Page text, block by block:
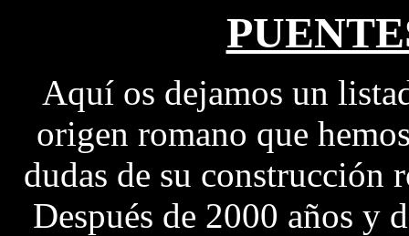
Aquí os dejamos un
origen romano que
dudas de su construcción
Después de 2000 años y